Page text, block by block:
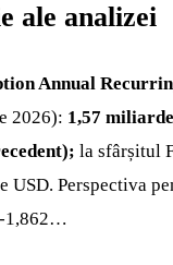
ale analizei
Annual
2026): 1,57
la sfârșitul
USD. Perspectiva
1,862…